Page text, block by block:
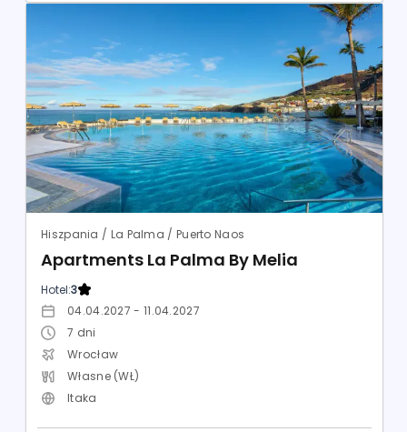
Hiszpania / La Palma / Puerto Naos
Apartments La Palma By Melia
Hotel:3
04.04.2027 - 11.04.2027
7 dni
Wrocław
Własne (WŁ)
Itaka